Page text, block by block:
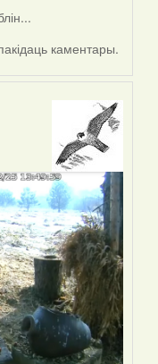
каментары.